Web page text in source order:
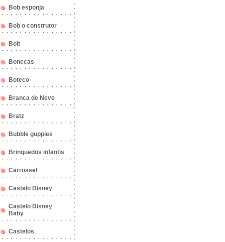
Bob esponja
Bob o construtor
Bolt
Bonecas
Boteco
Branca de Neve
Bratz
Bubble guppies
Brinquedos infantis
Carrossel
Castelo Disney
Castelo Disney
Baby
Castelos